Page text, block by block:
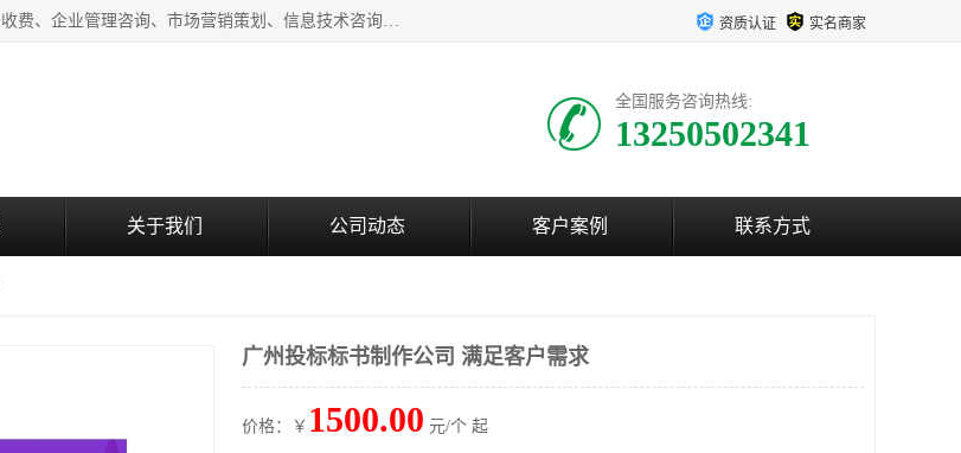
广州中赢信息科技有限公司主营：财务审计报告、投标审计报告、审计报告收费、企业管理咨询、市场营销策划、信息技术咨询服务、广告制作、会议及展览服务、软件开发 资质认证 实名商家
全国服务咨询热线:
13250502341
关于我们 公司动态 客户案例 联系方式
广州投标标书制作公司 满足客户需求
价格：￥ 1500.00 元/个 起